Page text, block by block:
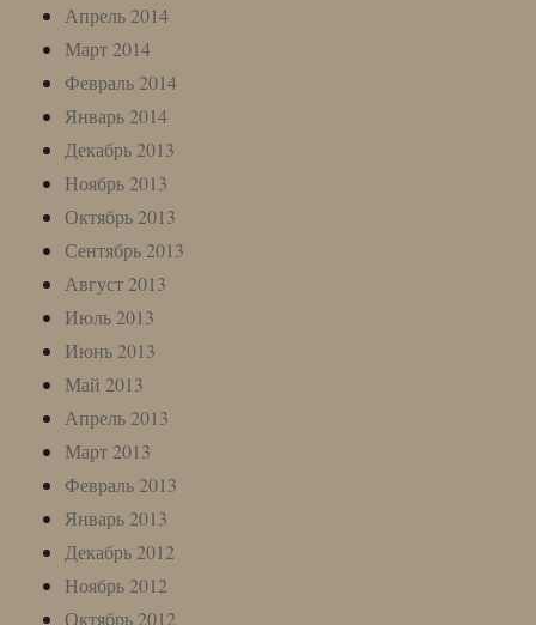
Апрель 2014
Март 2014
Февраль 2014
Январь 2014
Декабрь 2013
Ноябрь 2013
Октябрь 2013
Сентябрь 2013
Август 2013
Июль 2013
Июнь 2013
Май 2013
Апрель 2013
Март 2013
Февраль 2013
Январь 2013
Декабрь 2012
Ноябрь 2012
Октябрь 2012